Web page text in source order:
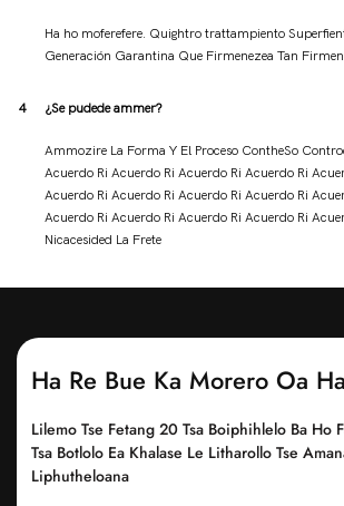
Ha ho moferefere. Quightro trattampiento
Generación Garantina Que Firmenezea Tan
4 ¿Se pudede ammer?
Ammozire La Forma Y El Proceso ContheSo
Acuerdo Ri Acuerdo Ri Acuerdo Ri Acuerdo Ri
Acuerdo Ri Acuerdo Ri Acuerdo Ri Acuerdo Ri
Acuerdo Ri Acuerdo Ri Acuerdo Ri Acuerdo Ri
Nicacesided La Frete
Ha Re Bue Ka Morero Oa
Lilemo Tse Fetang 20 Tsa Boiphihlelo Ba Ho
Tsa Botlolo Ea Khalase Le Litharollo Tse
Liphutheloana